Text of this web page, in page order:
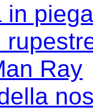
in piega
Ray